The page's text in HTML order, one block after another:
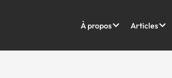
À propos Articles